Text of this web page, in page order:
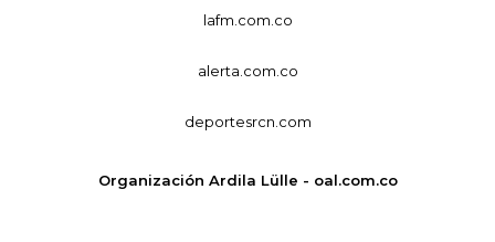
lafm.com.co
alerta.com.co
deportesrcn.com
Organización Ardila Lülle - oal.com.co